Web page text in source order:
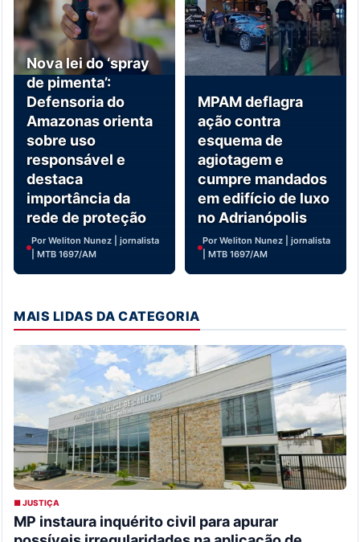
Nova lei do ‘spray
de pimenta’:
Defensoria do
Amazonas orienta
sobre uso
responsável e
destaca
importância da
rede de proteção
Por Weliton Nunez | jornalista
| MTB 1697/AM
MPAM deflagra
ação contra
esquema de
agiotagem e
cumpre mandados
em edifício de luxo
no Adrianópolis
Por Weliton Nunez | jornalista
| MTB 1697/AM
MAIS LIDAS DA CATEGORIA
■ JUSTIÇA
MP instaura inquérito civil para apurar